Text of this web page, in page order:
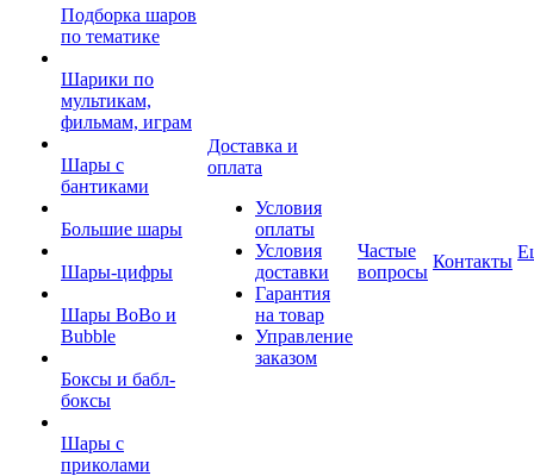
Подборка шаров
по тематике
Шарики по
мультикам,
фильмам, играм
Шары с
бантиками
Большие шары
Шары-цифры
Шары BoBo и
Bubble
Боксы и бабл-
боксы
Шары с
приколами
Доставка и
оплата
Условия
оплаты
Условия
доставки
Гарантия
на товар
Управление
заказом
Частые
вопросы
Контакты